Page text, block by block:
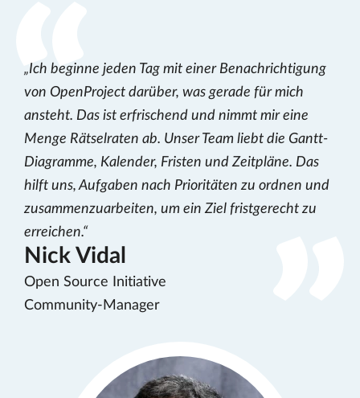
Ich beginne jeden Tag mit einer Benachrichtigung
von OpenProject darüber, was gerade für mich
ansteht. Das ist erfrischend und nimmt mir eine
Menge Rätselraten ab. Unser Team liebt die Gantt-
Diagramme, Kalender, Fristen und Zeitpläne. Das
hilft uns, Aufgaben nach Prioritäten zu ordnen und
zusammenzuarbeiten, um ein Ziel fristgerecht zu
erreichen.
Nick Vidal
Open Source Initiative
Community-Manager